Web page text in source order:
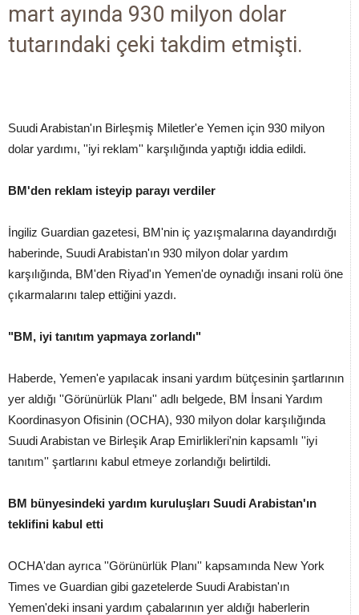
mart ayında 930 milyon dolar
tutarındaki çeki takdim etmişti.
Suudi Arabistan'ın Birleşmiş Miletler'e Yemen için 930 milyon
dolar yardımı, ''iyi reklam'' karşılığında yaptığı iddia edildi.
BM'den reklam isteyip parayı verdiler
İngiliz Guardian gazetesi, BM'nin iç yazışmalarına dayandırdığı
haberinde, Suudi Arabistan'ın 930 milyon dolar yardım
karşılığında, BM'den Riyad'ın Yemen'de oynadığı insani rolü öne
çıkarmalarını talep ettiğini yazdı.
"BM, iyi tanıtım yapmaya zorlandı"
Haberde, Yemen'e yapılacak insani yardım bütçesinin şartlarının
yer aldığı ''Görünürlük Planı'' adlı belgede, BM İnsani Yardım
Koordinasyon Ofisinin (OCHA), 930 milyon dolar karşılığında
Suudi Arabistan ve Birleşik Arap Emirlikleri'nin kapsamlı ''iyi
tanıtım'' şartlarını kabul etmeye zorlandığı belirtildi.
BM bünyesindeki yardım kuruluşları Suudi Arabistan'ın
teklifini kabul etti
OCHA'dan ayrıca ''Görünürlük Planı'' kapsamında New York
Times ve Guardian gibi gazetelerde Suudi Arabistan'ın
Yemen'deki insani yardım çabalarının yer aldığı haberlerin